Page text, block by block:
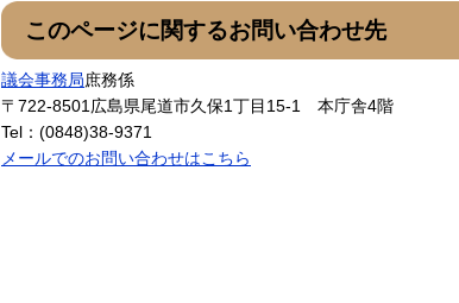
このページに関するお問い合わせ先
議会事務局庶務係
〒722-8501 広島県尾道市久保1丁目15-1 本庁舎4階
Tel：(0848)38-9371
メールでのお問い合わせはこちら